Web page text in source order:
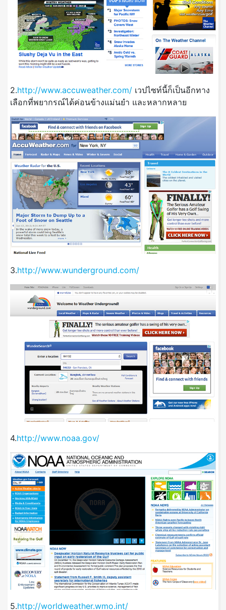
2.http://www.accuweather.com/ เวปไซท์นี้ก็เป็นอีกทาง
เลือกที่พยากรณ์ได้ค่อนข้างแม่นยำ และหลากหลาย
3.http://www.wunderground.com/
4.http://www.noaa.gov/
5.http://worldweather.wmo.int/